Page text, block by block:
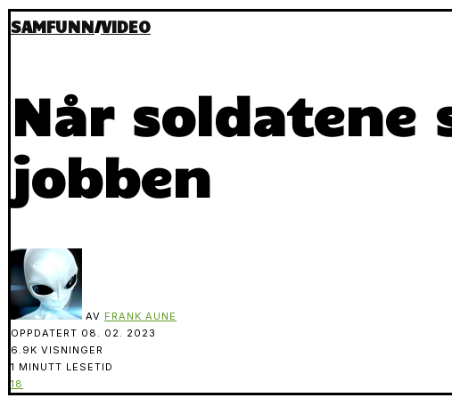
SAMFUNN/VIDEO
Når soldatene
jobben
AV FRANK AUNE
OPPDATERT 08. 02. 2023
6.9K VISNINGER
1 MINUTT LESETID
18